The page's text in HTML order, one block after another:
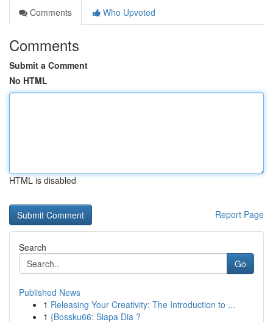
Comments
Who Upvoted
Comments
Submit a Comment
No HTML
HTML is disabled
Report Page
Search
Go
Published News
1 Releasing Your Creativity: The Introduction to ...
1 {Bossku66: Siapa Dia ?